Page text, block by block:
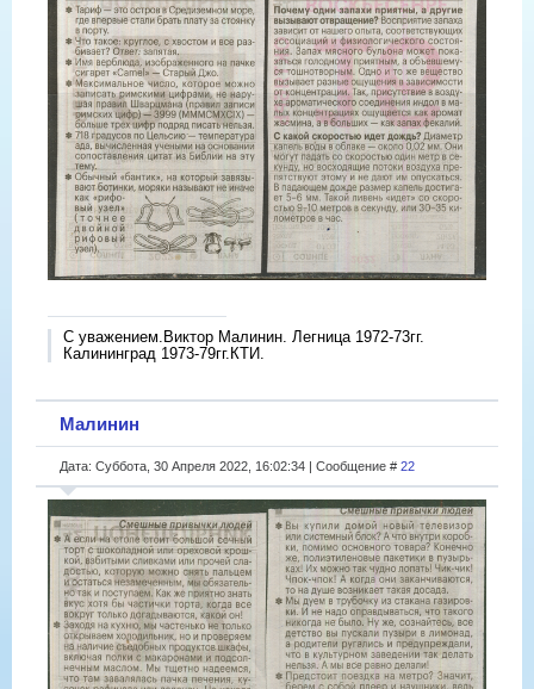
С уважением.Виктор Малинин. Легница 1972-73гг.
Калининград 1973-79гг.КТИ.
Малинин
Дата: Суббота, 30 Апреля 2022, 16:02:34 | Сообщение # 22